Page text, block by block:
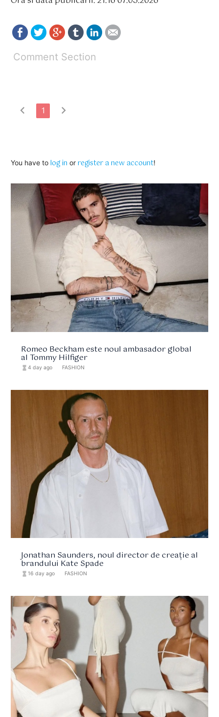
Comment Section
chevron_left 1 chevron_right
You have tolog in orregister a new account!
Romeo Beckham este noul ambasador global
al Tommy Hilfiger
hourglass_full 4 day ago FASHION
Jonathan Saunders, noul director de creație al
brandului Kate Spade
hourglass_full 16 day ago FASHION